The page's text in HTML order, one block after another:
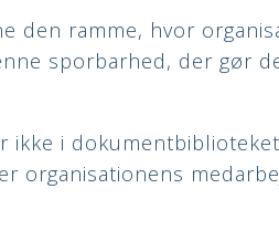
den ramme, hvor
sporbarhed, der gør
ikke i
organisationens